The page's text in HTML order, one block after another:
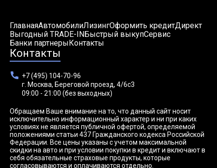
ГлавнаяАвтомобилиЛизингОформить кредитДирект
Выгодный TRADE-INБыстрый выкупСервис
Банки партнерыКонтакты
Контакты
+7 (495) 104-70-96
г. Москва, Береговой проезд, 4/6с3
09:00 - 21:00 (без выходных)
Обращаем Ваше внимание на то, что данный сайт носит
исключительно информационный характер и ни при каких
условиях не является публичной офертой, определяемой
положениями статьи 437 Гражданского кодекса Российской
Федерации. Все цены указаны с учетом максимальной
скидки на авто и при условии покупки в кредит и включают в
себя обязательные страховые продукты, которые
согласовываются и оплачиваются отдельно.